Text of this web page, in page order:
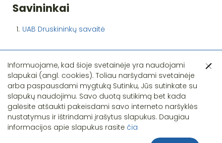
Savininkai
1. UAB Druskininkų savaitė
Pastebėjote klaidą?
Informuojame, kad šioje svetainėje yra naudojami
slapukai (angl. cookies). Toliau naršydami svetainėje
arba paspausdami mygtuką Sutinku, Jūs sutinkate su
slapukų naudojimu. Savo duotą sutikimą bet kada
galėsite atšaukti pakeisdami savo interneto naršyklės
nustatymus ir ištrindami įrašytus slapukus. Daugiau
informacijos apie slapukus rasite čia